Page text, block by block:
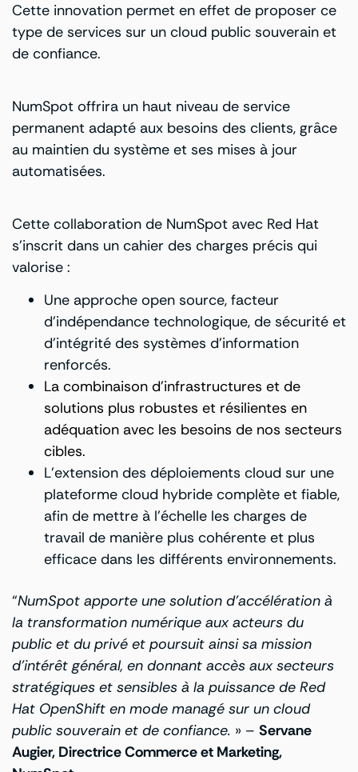
Cette innovation permet en effet de proposer ce
type de services sur un cloud public souverain et
de confiance.
NumSpot offrira un haut niveau de service
permanent adapté aux besoins des clients, grâce
au maintien du système et ses mises à jour
automatisées.
Cette collaboration de NumSpot avec Red Hat
s’inscrit dans un cahier des charges précis qui
valorise :
Une approche open source, facteur
d’indépendance technologique, de sécurité et
d’intégrité des systèmes d’information
renforcés.
La combinaison d’infrastructures et de
solutions plus robustes et résilientes en
adéquation avec les besoins de nos secteurs
cibles.
L’extension des déploiements cloud sur une
plateforme cloud hybride complète et fiable,
afin de mettre à l’échelle les charges de
travail de manière plus cohérente et plus
efficace dans les différents environnements.
“NumSpot apporte une solution d’accélération à
la transformation numérique aux acteurs du
public et du privé et poursuit ainsi sa mission
d’intérêt général, en donnant accès aux secteurs
stratégiques et sensibles à la puissance de Red
Hat OpenShift en mode managé sur un cloud
public souverain et de confiance. » – Servane
Augier, Directrice Commerce et Marketing,